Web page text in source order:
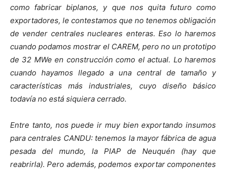
como fabricar biplanos, y que nos quita futuro como
exportadores, le contestamos que no tenemos obligación
de vender centrales nucleares enteras. Eso lo haremos
cuando podamos mostrar el CAREM, pero no un prototipo
de 32 MWe en construcción como el actual. Lo haremos
cuando hayamos llegado a una central de tamaño y
características más industriales, cuyo diseño básico
todavía no está siquiera cerrado.
Entre tanto, nos puede ir muy bien exportando insumos
para centrales CANDU: tenemos la mayor fábrica de agua
pesada del mundo, la PIAP de Neuquén (hay que
reabrirla). Pero además, podemos exportar componentes